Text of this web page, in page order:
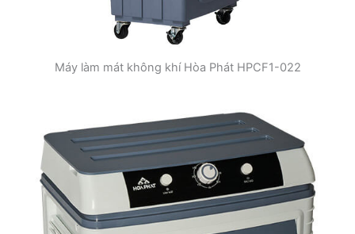
Máy làm mát không khí Hòa Phát HPCF1-022